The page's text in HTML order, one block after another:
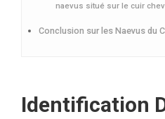
naevus situé sur le cuir
Conclusion sur les Naevus du
Identification